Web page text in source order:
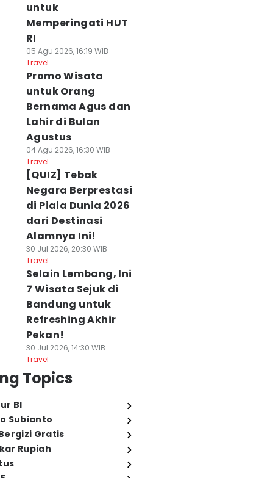
untuk
Memperingati HUT
RI
05 Agu 2026, 16:19 WIB
Travel
Promo Wisata
untuk Orang
Bernama Agus dan
Lahir di Bulan
Agustus
04 Agu 2026, 16:30 WIB
Travel
[QUIZ] Tebak
Negara Berprestasi
di Piala Dunia 2026
dari Destinasi
Alamnya Ini!
30 Jul 2026, 20:30 WIB
Travel
Selain Lembang, Ini
7 Wisata Sejuk di
Bandung untuk
Refreshing Akhir
Pekan!
30 Jul 2026, 14:30 WIB
Travel
Topics
BI
Subianto
Gratis
Rupiah